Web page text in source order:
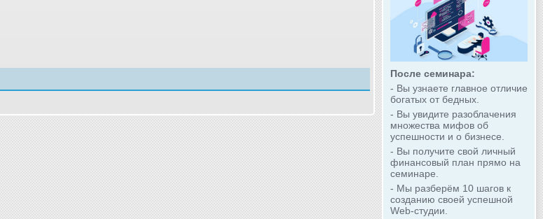
После семинара:
- Вы узнаете главное отличие
богатых от бедных.
- Вы увидите разоблачения
множества мифов об
успешности и о бизнесе.
- Вы получите свой личный
финансовый план прямо на
семинаре.
- Мы разберём 10 шагов к
созданию своей успешной
Web-студии.